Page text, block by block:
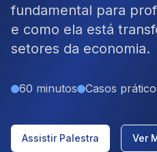
fundamental para
e como ela está
setores da economia.
60 minutos Casos
Assistir Palestra Ver